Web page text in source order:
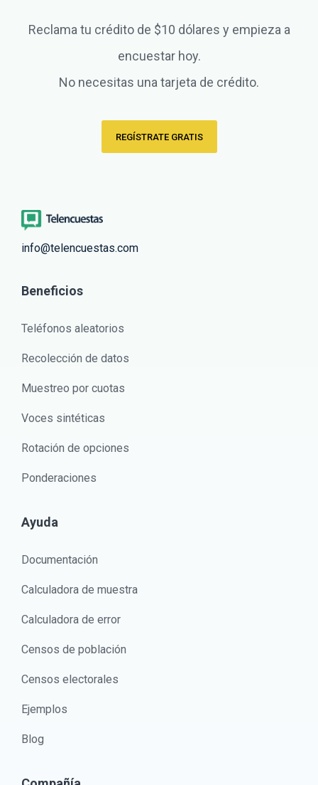
Reclama tu crédito de $10 dólares y empieza a
encuestar hoy.
No necesitas una tarjeta de crédito.
REGÍSTRATE GRATIS
info@telencuestas.com
Beneficios
Teléfonos aleatorios
Recolección de datos
Muestreo por cuotas
Voces sintéticas
Rotación de opciones
Ponderaciones
Ayuda
Documentación
Calculadora de muestra
Calculadora de error
Censos de población
Censos electorales
Ejemplos
Blog